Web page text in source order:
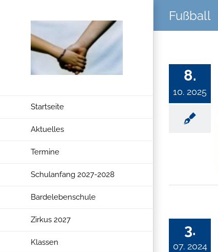
springen
Startseite
Aktuelles
Termine
Schulanfang 2027-2028
Bardelebenschule
Zirkus 2027
Klassen
Fußball
8.
10. 2025
3.
07. 2024